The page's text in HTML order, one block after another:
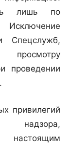
лишь по
Спецслужб,
проведении
привилегий